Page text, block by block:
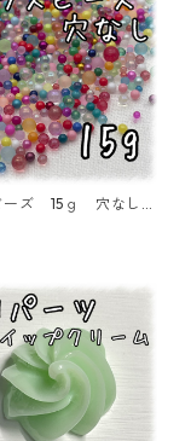
ーズ 15ｇ 穴なし
~3㎜ 封入パーツ
】